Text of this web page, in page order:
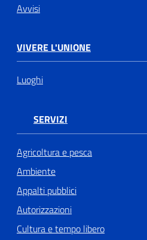
Avvisi
VIVERE L'UNIONE
Luoghi
SERVIZI
Agricoltura e pesca
Ambiente
Appalti pubblici
Autorizzazioni
Cultura e tempo libero